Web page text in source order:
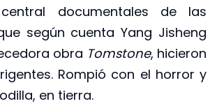
documentales de las
según cuenta Yang Jisheng
obra Tomstone, hicieron
Rompió con el horror y
en tierra.